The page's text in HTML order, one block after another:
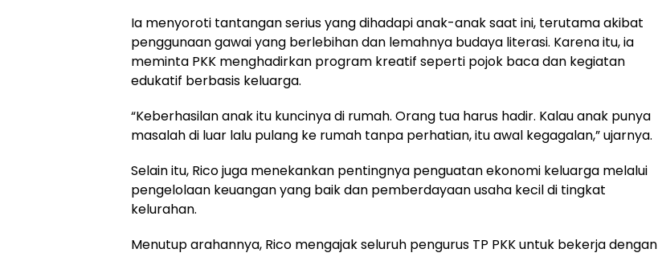
Ia menyoroti tantangan serius yang dihadapi anak-anak saat ini, terutama akibat
penggunaan gawai yang berlebihan dan lemahnya budaya literasi. Karena itu, ia
meminta PKK menghadirkan program kreatif seperti pojok baca dan kegiatan
edukatif berbasis keluarga.
“Keberhasilan anak itu kuncinya di rumah. Orang tua harus hadir. Kalau anak punya
masalah di luar lalu pulang ke rumah tanpa perhatian, itu awal kegagalan,” ujarnya.
Selain itu, Rico juga menekankan pentingnya penguatan ekonomi keluarga melalui
pengelolaan keuangan yang baik dan pemberdayaan usaha kecil di tingkat
kelurahan.
Menutup arahannya, Rico mengajak seluruh pengurus TP PKK untuk bekerja dengan